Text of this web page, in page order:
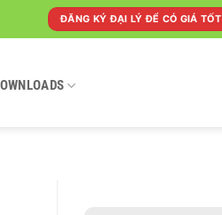
ĐĂNG KÝ ĐẠI LÝ ĐỂ CÓ GIÁ TỐT